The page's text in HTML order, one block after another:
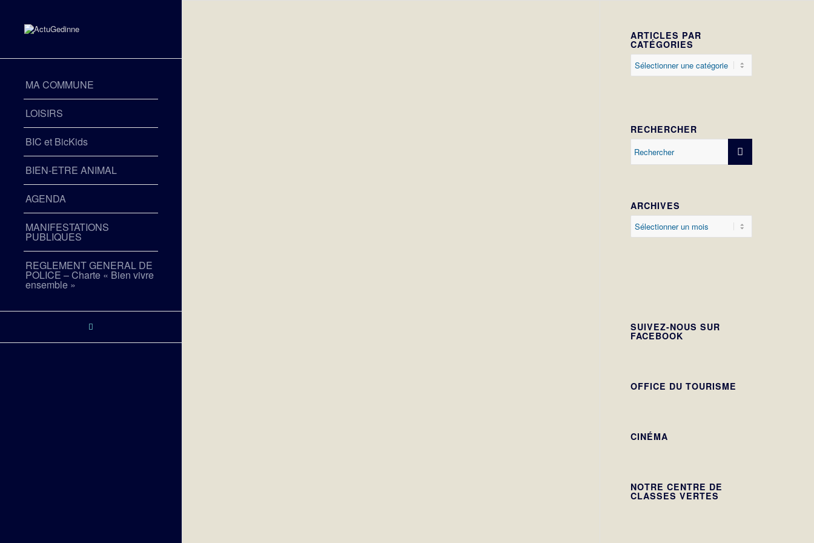
MA COMMUNE
LOISIRS
BIC et BicKids
BIEN-ETRE ANIMAL
AGENDA
MANIFESTATIONS
PUBLIQUES
REGLEMENT GENERAL DE
POLICE – Charte « Bien vivre
ensemble »
ARTICLES PAR
CATÉGORIES
RECHERCHER
ARCHIVES
SUIVEZ-NOUS SUR
FACEBOOK
OFFICE DU TOURISME
CINÉMA
NOTRE CENTRE DE
CLASSES VERTES